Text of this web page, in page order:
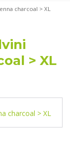
charcoal > XL
> XL